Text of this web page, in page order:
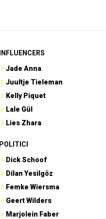
INFLUENCERS
Jade Anna
Juultje Tieleman
Kelly Piquet
Lale Gül
Lies Zhara
POLITICI
Dick Schoof
Dilan Yesilgöz
Femke Wiersma
Geert Wilders
Marjolein Faber